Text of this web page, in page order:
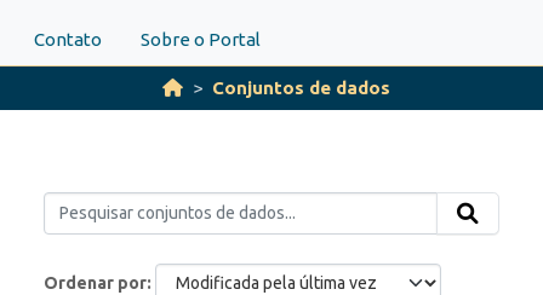
Contato Sobre o Portal
Conjuntos de dados
Ordenar por